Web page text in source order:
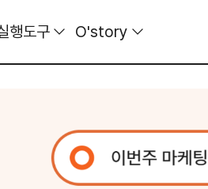
행도구 O'story